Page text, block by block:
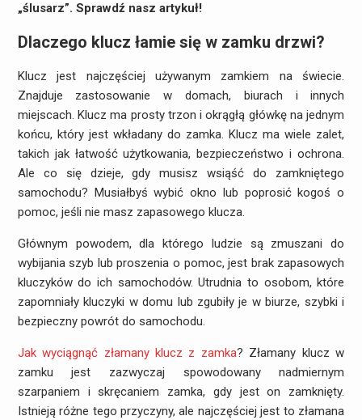
„ślusarz”. Sprawdź nasz artykuł!
Dlaczego klucz łamie się w zamku drzwi?
Klucz jest najczęściej używanym zamkiem na świecie.
Znajduje zastosowanie w domach, biurach i innych
miejscach. Klucz ma prosty trzon i okrągłą główkę na jednym
końcu, który jest wkładany do zamka. Klucz ma wiele zalet,
takich jak łatwość użytkowania, bezpieczeństwo i ochrona.
Ale co się dzieje, gdy musisz wsiąść do zamkniętego
samochodu? Musiałbyś wybić okno lub poprosić kogoś o
pomoc, jeśli nie masz zapasowego klucza.
Głównym powodem, dla którego ludzie są zmuszani do
wybijania szyb lub proszenia o pomoc, jest brak zapasowych
kluczyków do ich samochodów. Utrudnia to osobom, które
zapomniały kluczyki w domu lub zgubiły je w biurze, szybki i
bezpieczny powrót do samochodu.
Jak wyciągnąć złamany klucz z zamka? Złamany klucz w
zamku jest zazwyczaj spowodowany nadmiernym
szarpaniem i skręcaniem zamka, gdy jest on zamknięty.
Istnieją różne tego przyczyny, ale najczęściej jest to złamana